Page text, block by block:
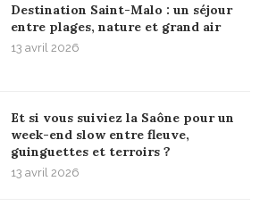
Destination Saint-Malo : un séjour
entre plages, nature et grand air
13 avril 2026
Et si vous suiviez la Saône pour un
week-end slow entre fleuve,
guinguettes et terroirs ?
13 avril 2026